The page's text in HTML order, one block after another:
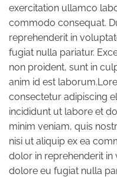
exercitation ullamco
commodo consequat.
reprehenderit in
fugiat nulla pariatur.
non proident, sunt in
anim id est
consectetur adipiscing
incididunt ut labore et
minim veniam, quis
nisi ut aliquip ex ea
dolor in reprehenderit
dolore eu fugiat nulla